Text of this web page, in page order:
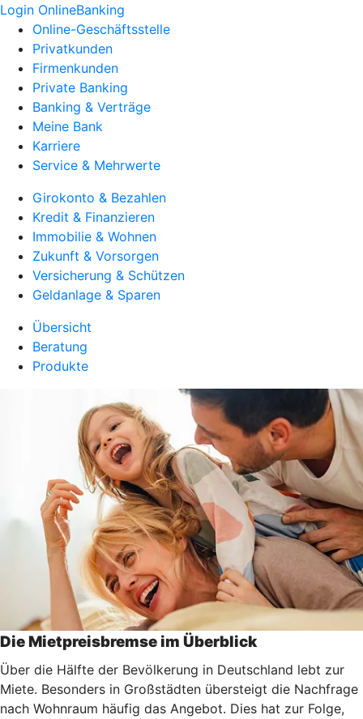
Login OnlineBanking
Online-Geschäftsstelle
Privatkunden
Firmenkunden
Private Banking
Banking & Verträge
Meine Bank
Karriere
Service & Mehrwerte
Girokonto & Bezahlen
Kredit & Finanzieren
Immobilie & Wohnen
Zukunft & Vorsorgen
Versicherung & Schützen
Geldanlage & Sparen
Übersicht
Beratung
Produkte
Die Mietpreisbremse im Überblick
Über die Hälfte der Bevölkerung in Deutschland lebt zur
Miete. Besonders in Großstädten übersteigt die Nachfrage
nach Wohnraum häufig das Angebot. Dies hat zur Folge,